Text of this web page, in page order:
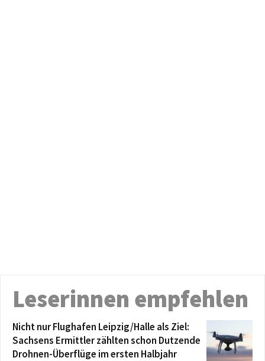
Leserinnen empfehlen
Nicht nur Flughafen Leipzig/Halle als Ziel:
Sachsens Ermittler zählten schon Dutzende
Drohnen-Überflüge im ersten Halbjahr